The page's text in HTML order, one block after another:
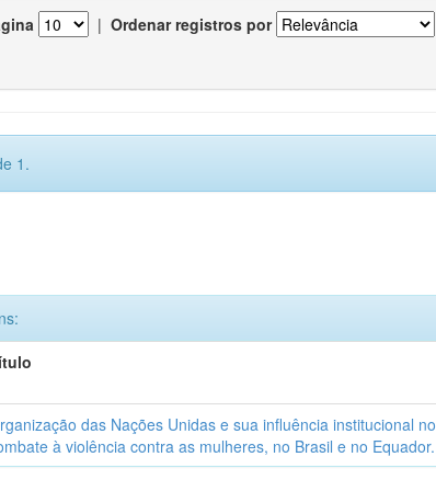
| Ordenar registros por
1.
das Nações Unidas e sua influência institucional no
à violência contra as mulheres, no Brasil e no Equador.